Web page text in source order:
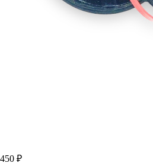
450 ₽